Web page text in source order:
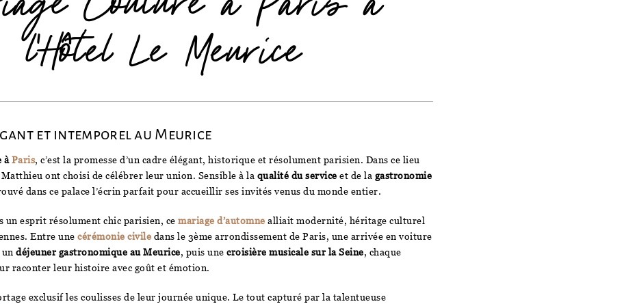
l'Hôtel Le Meurice
et intemporel au Meurice
àParis, c’est la promesse d’un cadre élégant, historique et résolument parisien. Dans ce lieu
ont choisi de célébrer leur union. Sensible à la qualité du service et de la gastronomie
dans ce palace l’écrin parfait pour accueillir ses invités venus du monde entier.
un esprit résolument chic parisien, ce mariage d’automne alliait modernité, héritage culturel
Entre une cérémonie civile dans le 3ème arrondissement de Paris, une arrivée en voiture
déjeuner gastronomique au Meurice, puis une croisière musicale sur la Seine, chaque
raconter leur histoire avec goût et émotion.
exclusif les coulisses de leur journée unique. Le tout capturé par la talentueuse